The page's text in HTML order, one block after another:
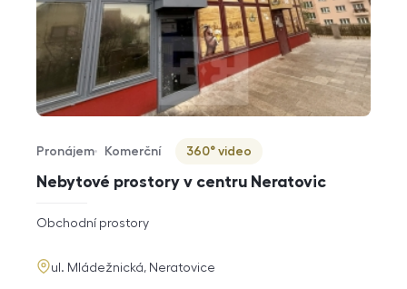
Nebytové prostory v centru Neratovic
Typ nabídky
Pronájem
Typ nemovitosti
Komerční
Virtuální prohlídka
360° video
rozměry
dispozice
Obchodní prostory
adresa
ul. Mládežnická, Neratovice